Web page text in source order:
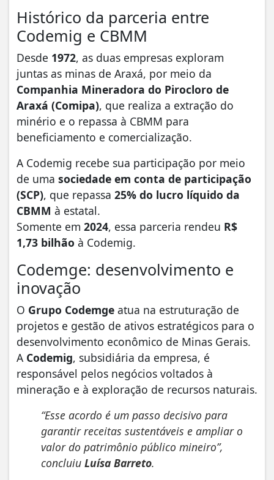
Histórico da parceria entre
Codemig e CBMM
Desde 1972, as duas empresas exploram
juntas as minas de Araxá, por meio da
Companhia Mineradora do Pirocloro de
Araxá (Comipa), que realiza a extração do
minério e o repassa à CBMM para
beneficiamento e comercialização.
A Codemig recebe sua participação por meio
de uma sociedade em conta de participação
(SCP), que repassa 25% do lucro líquido da
CBMM à estatal.
Somente em 2024, essa parceria rendeu R$
1,73 bilhão à Codemig.
Codemge: desenvolvimento e
inovação
O Grupo Codemge atua na estruturação de
projetos e gestão de ativos estratégicos para o
desenvolvimento econômico de Minas Gerais.
A Codemig, subsidiária da empresa, é
responsável pelos negócios voltados à
mineração e à exploração de recursos naturais.
“Esse acordo é um passo decisivo para
garantir receitas sustentáveis e ampliar o
valor do patrimônio público mineiro”,
concluiu Luísa Barreto.